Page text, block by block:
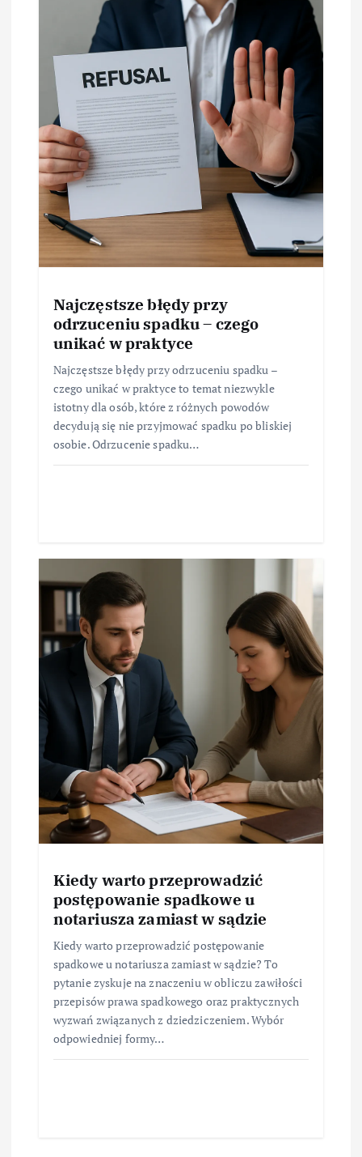
Najczęstsze błędy przy
odrzuceniu spadku – czego
unikać w praktyce
Najczęstsze błędy przy odrzuceniu spadku –
czego unikać w praktyce to temat niezwykle
istotny dla osób, które z różnych powodów
decydują się nie przyjmować spadku po bliskiej
osobie. Odrzucenie spadku…
Kiedy warto przeprowadzić
postępowanie spadkowe u
notariusza zamiast w sądzie
Kiedy warto przeprowadzić postępowanie
spadkowe u notariusza zamiast w sądzie? To
pytanie zyskuje na znaczeniu w obliczu zawiłości
przepisów prawa spadkowego oraz praktycznych
wyzwań związanych z dziedziczeniem. Wybór
odpowiedniej formy…